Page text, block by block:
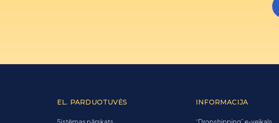
EL. PARDUOTUVĖS
Sistēmas pārskats
INFORMACIJA
“Dropshipping” e-veikals